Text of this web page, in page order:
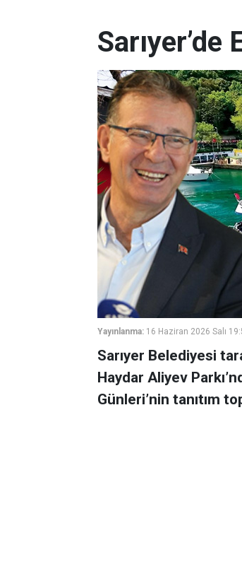
Sarıyer’de
Yayınlanma: 16 Haziran 2026 Salı
Sarıyer Belediyesi
Haydar Aliyev
Günleri’nin tanıtım